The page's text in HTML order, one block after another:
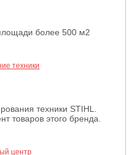
более 500 м2
техники STIHL.
товаров этого бренда.